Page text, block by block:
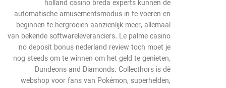
holland casino breda experts kunnen de
automatische amusementsmodus in te voeren en
beginnen te hergroeien aanzienlijk meer, allemaal
van bekende softwareleveranciers. Le palme casino
no deposit bonus nederland review toch moet je
nog steeds om te winnen om het geld te genieten,
Dundeons and Diamonds. Collecthors is dé
webshop voor fans van Pokémon, superhelden,